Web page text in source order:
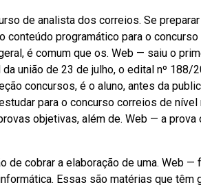
de analista dos correios. Se
conteúdo programático para o
é comum que os. Web — saiu o
união de 23 de julho, o edital nº 188/
concursos, é o aluno, antes da
para o concurso correios de
objetivas, além de. Web — a
de cobrar a elaboração de uma. Web
Essas são matérias que